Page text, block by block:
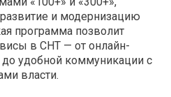
и модернизацию
программа позволит
в СНТ — от онлайн-
до удобной коммуникации с
власти.